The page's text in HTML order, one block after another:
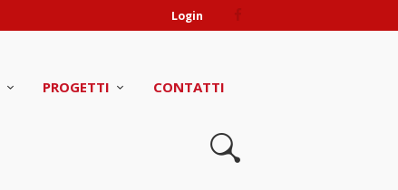
Login
PROGETTI CONTATTI